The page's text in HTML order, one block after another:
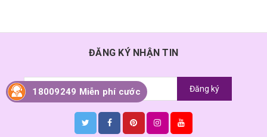
ĐĂNG KÝ NHẬN TIN
Đăng ký
18009249 Miễn phí cước